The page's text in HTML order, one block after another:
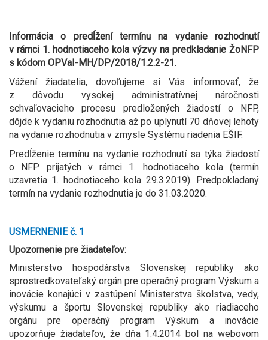
Informácia o predĺžení termínu na vydanie rozhodnutí
v rámci 1. hodnotiaceho kola výzvy na predkladanie ŽoNFP
s kódom OPVaI-MH/DP/2018/1.2.2-21.
Vážení žiadatelia, dovoľujeme si Vás informovať, že
z dôvodu vysokej administratívnej náročnosti
schvaľovacieho procesu predložených žiadostí o NFP,
dôjde k vydaniu rozhodnutia až po uplynutí 70 dňovej lehoty
na vydanie rozhodnutia v zmysle Systému riadenia EŠIF.
Predĺženie termínu na vydanie rozhodnutí sa týka žiadostí
o NFP prijatých v rámci 1. hodnotiaceho kola (termín
uzavretia 1. hodnotiaceho kola 29.3.2019). Predpokladaný
termín na vydanie rozhodnutia je do 31.03.2020.
USMERNENIE č. 1
Upozornenie pre žiadateľov:
Ministerstvo hospodárstva Slovenskej republiky ako
sprostredkovateľský orgán pre operačný program Výskum a
inovácie konajúci v zastúpení Ministerstva školstva, vedy,
výskumu a športu Slovenskej republiky ako riadiaceho
orgánu pre operačný program Výskum a inovácie
upozorňuje žiadateľov, že dňa 1.4.2014 bol na webovom